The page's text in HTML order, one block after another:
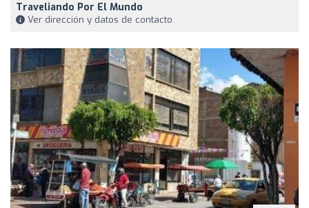
Traveliando Por El Mundo
Ver dirección y datos de contacto